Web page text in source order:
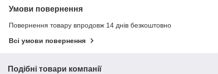
Умови повернення
Повернення товару впродовж 14 днів безкоштовно
Всі умови повернення
Подібні товари компанії